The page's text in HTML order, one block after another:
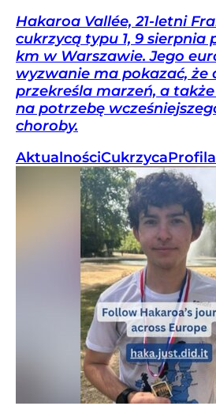
Hakaroa Vallée, 21-letni
cukrzycą typu 1, 9 sierpnia
km w Warszawie. Jego
wyzwanie ma pokazać, że
przekreśla marzeń, a
na potrzebę
choroby.
AktualnościCukrzyca